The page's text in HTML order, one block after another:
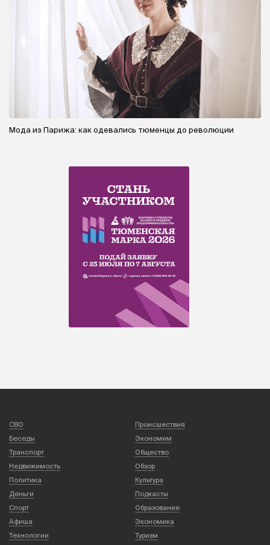
Мода из Парижа: как одевались тюменцы до революции
СВО
Происшествия
Беседы
Экономим
Транспорт
Общество
Недвижимость
Обзор
Политика
Культура
Деньги
Подкасты
Спорт
Образование
Афиша
Экономика
Технологии
Туризм